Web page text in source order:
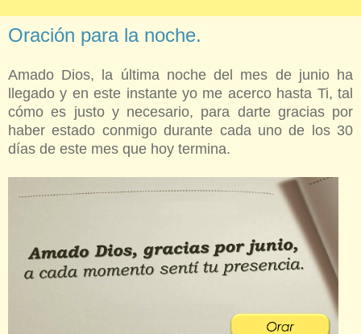
Oración para la noche.
Amado Dios, la última noche del mes de junio ha
llegado y en este instante yo me acerco hasta Ti, tal
cómo es justo y necesario, para darte gracias por
haber estado conmigo durante cada uno de los 30
días de este mes que hoy termina.